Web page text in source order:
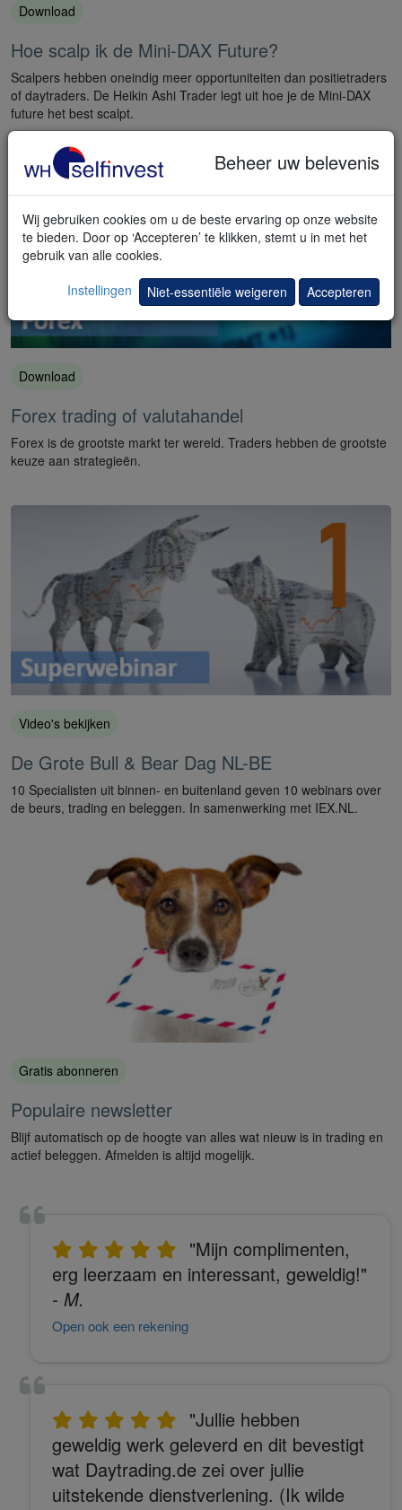
Download
Hoe scalp ik de Mini-DAX Future?
Scalpers hebben oneindig meer opportuniteiten dan positietraders
of daytraders. De Heikin Ashi Trader legt uit hoe je de Mini-DAX
future het best scalpt.
Download
Forex trading of valutahandel
Forex is de grootste markt ter wereld. Traders hebben de grootste
keuze aan strategieën.
Video's bekijken
De Grote Bull & Bear Dag NL-BE
10 Specialisten uit binnen- en buitenland geven 10 webinars over
de beurs, trading en beleggen. In samenwerking met IEX.NL.
Gratis abonneren
Populaire newsletter
Blijf automatisch op de hoogte van alles wat nieuw is in trading en
actief beleggen. Afmelden is altijd mogelijk.
"Mijn complimenten,
erg leerzaam en interessant, geweldig!"
- M.
Open ook een rekening
"Jullie hebben
geweldig werk geleverd en dit bevestigt
wat Daytrading.de zei over jullie
uitstekende dienstverlening. (Ik wilde
Beheer uw belevenis
Wij gebruiken cookies om u de beste ervaring op onze website
te bieden. Door op ‘Accepteren’ te klikken, stemt u in met het
gebruik van alle cookies.
Instellingen
Niet-essentiële weigeren Accepteren